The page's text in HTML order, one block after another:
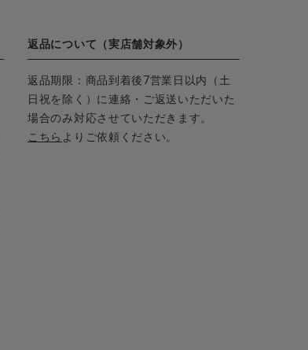
返品について（実店舗対象外）
返品期限：商品到着後7営業日以内（土
日祝を除く）に連絡・ご返送いただいた
場合のみ対応させていただきます。
こちら よりご依頼ください。